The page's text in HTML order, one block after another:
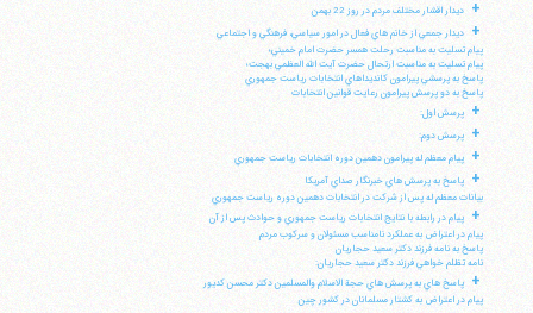
+ ديدار اقشار مختلف مردم در روز 22 بهمن
+
ديدار جمعي از خانم هاي فعال در امور سياسي، فرهنگي و اجتماعي
پيام تسليت به مناسبت رحلت همسر حضرت امام خميني؛
پيام تسليت به مناسبت ارتحال حضرت آيت الله العظمي بهجت؛
پاسخ به پرسشي پيرامون كانديداهاي انتخابات رياست جمهوري
پاسخ به دو پرسش پيرامون رعايت قوانين انتخابات
+ پرسش اول:
+ پرسش دوم:
+ پيام معظم له پيرامون دهمين دوره انتخابات رياست جمهوري
+
پاسخ به پرسش هاي خبرنگار صداي آمريكا
بيانات معظم له پس از شركت در انتخابات دهمين دوره رياست جمهوري
+
پيام در رابطه با نتايج انتخابات رياست جمهوري و حوادث پس از آن
پيام در اعتراض به عملكرد نامناسب مسئولان و سركوب مردم
پاسخ به نامه فرزند دكتر سعيد حجاريان
نامه تظلم خواهي فرزند دكتر سعيد حجاريان:
+
پاسخ هاي به پرسش هاي حجة الاسلام والمسلمين دكتر محسن كديور
پيام در اعتراض به كشتار مسلمانان در كشور چين